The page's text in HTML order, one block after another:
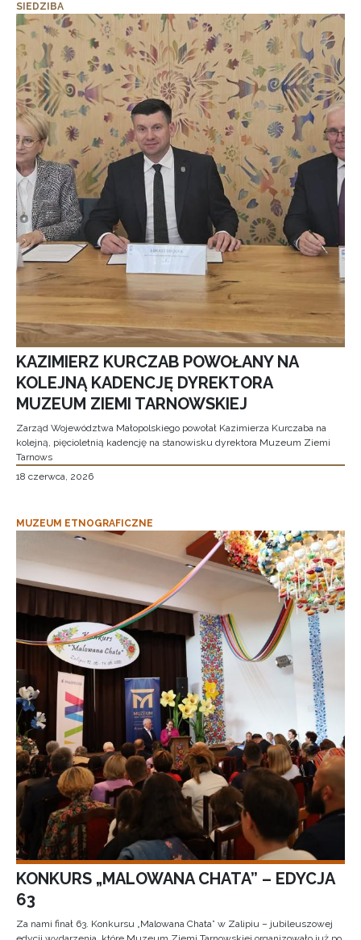
SIEDZIBA
KAZIMIERZ KURCZAB POWOŁANY NA
KOLEJNĄ KADENCJĘ DYREKTORA
MUZEUM ZIEMI TARNOWSKIEJ
Zarząd Województwa Małopolskiego powołał Kazimierza Kurczaba na
kolejną, pięcioletnią kadencję na stanowisku dyrektora Muzeum Ziemi
Tarnows
18 czerwca, 2026
MUZEUM ETNOGRAFICZNE
KONKURS „MALOWANA CHATA” – EDYCJA
63
Za nami finał 63. Konkursu „Malowana Chata” w Zalipiu – jubileuszowej